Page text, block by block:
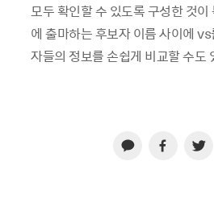
모두 확인할 수 있도록 구성한 것
에 출마하는 후보자 이름 사이에
자들의 정보를 손쉽게 비교할 수도